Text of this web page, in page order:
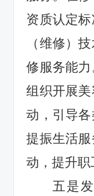
资质认定
（维修）
修服务能
组织开展
动， 引导
提振生活服
动，提升职
五是